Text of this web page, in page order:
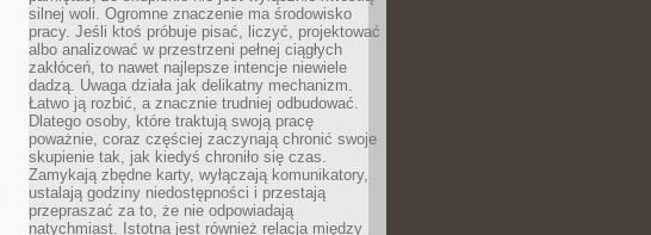
silnej woli. Ogromne znaczenie ma środowisko
pracy. Jeśli ktoś próbuje pisać, liczyć, projektować
albo analizować w przestrzeni pełnej ciągłych
zakłóceń, to nawet najlepsze intencje niewiele
dadzą. Uwaga działa jak delikatny mechanizm.
Łatwo ją rozbić, a znacznie trudniej odbudować.
Dlatego osoby, które traktują swoją pracę
poważnie, coraz częściej zaczynają chronić swoje
skupienie tak, jak kiedyś chroniło się czas.
Zamykają zbędne karty, wyłączają komunikatory,
ustalają godziny niedostępności i przestają
przepraszać za to, że nie odpowiadają
natychmiast. Istotna jest również relacja między